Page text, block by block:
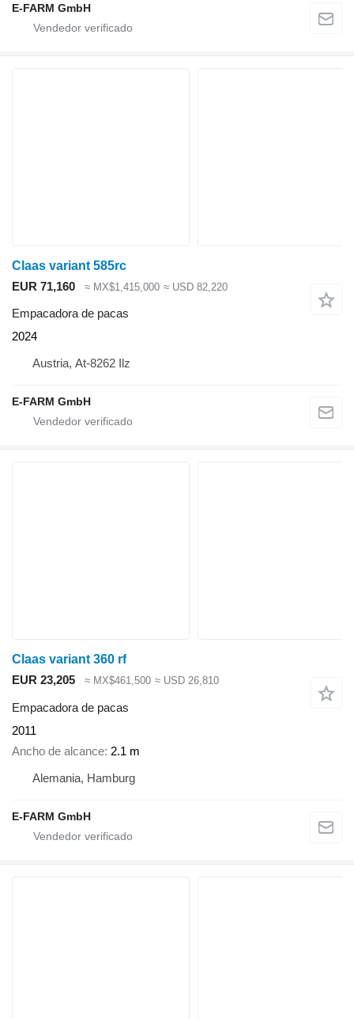
E-FARM GmbH
Claas variant 585rc
EUR 71,160
≈ MX$1,415,000 ≈ USD 82,220
Empacadora de pacas
2024
Austria, At-8262 Ilz
E-FARM GmbH
Claas variant 360 rf
EUR 23,205
≈ MX$461,500 ≈ USD 26,810
Empacadora de pacas
2011
Ancho de alcance 2.1 m
Alemania, Hamburg
E-FARM GmbH